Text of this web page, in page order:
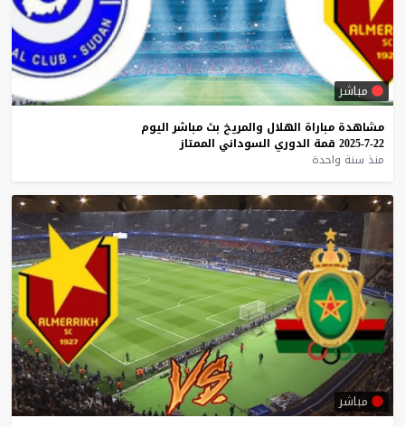
مباشر
مشاهدة مباراة الهلال والمريخ بث مباشر اليوم
22-7-2025
قمة الدوري السوداني الممتاز
منذ سنة واحدة
مباشر